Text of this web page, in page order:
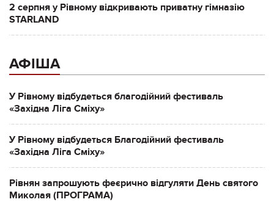
2 серпня у Рівному відкривають приватну гімназію
STARLAND
АФІША
У Рівному відбудеться благодійний фестиваль
«Західна Ліга Сміху»
У Рівному відбудеться Благодійний фестиваль
«Західна Ліга Сміху»
Рівнян запрошують феєрично відгуляти День святого
Миколая (ПРОГРАМА)